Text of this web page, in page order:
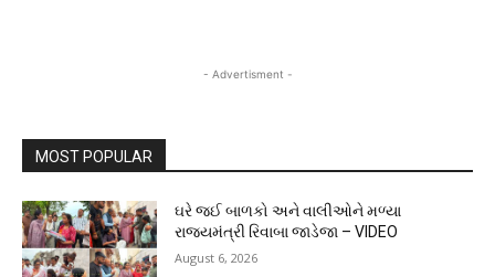
- Advertisment -
MOST POPULAR
ઘરે જઈ બાળકો અને વાલીઓને મળ્યા
રાજ્યમંત્રી રિવાબા જાડેજા – VIDEO
August 6, 2026